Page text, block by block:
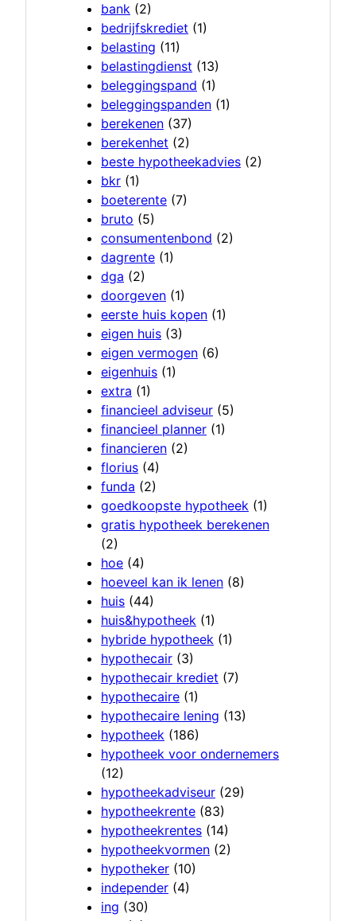
bank (2)
bedrijfskrediet (1)
belasting (11)
belastingdienst (13)
beleggingspand (1)
beleggingspanden (1)
berekenen (37)
berekenhet (2)
beste hypotheekadvies (2)
bkr (1)
boeterente (7)
bruto (5)
consumentenbond (2)
dagrente (1)
dga (2)
doorgeven (1)
eerste huis kopen (1)
eigen huis (3)
eigen vermogen (6)
eigenhuis (1)
extra (1)
financieel adviseur (5)
financieel planner (1)
financieren (2)
florius (4)
funda (2)
goedkoopste hypotheek (1)
gratis hypotheek berekenen
(2)
hoe (4)
hoeveel kan ik lenen (8)
huis (44)
huis&hypotheek (1)
hybride hypotheek (1)
hypothecair (3)
hypothecair krediet (7)
hypothecaire (1)
hypothecaire lening (13)
hypotheek (186)
hypotheek voor ondernemers
(12)
hypotheekadviseur (29)
hypotheekrente (83)
hypotheekrentes (14)
hypotheekvormen (2)
hypotheker (10)
independer (4)
ing (30)